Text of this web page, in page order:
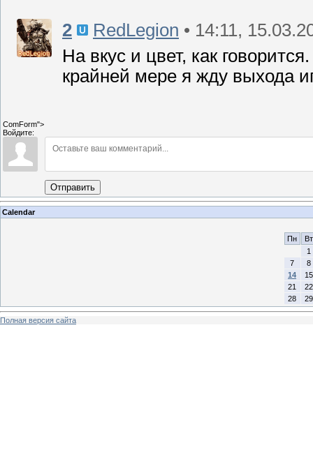
2 RedLegion • 14:11,
На вкус и цвет, как
крайней мере я жду выхода
ComForm">
Войдите:
Отправить
Calendar
Пн
Вт
1
7
8
14
15
21
22
28
29
Полная версия сайта